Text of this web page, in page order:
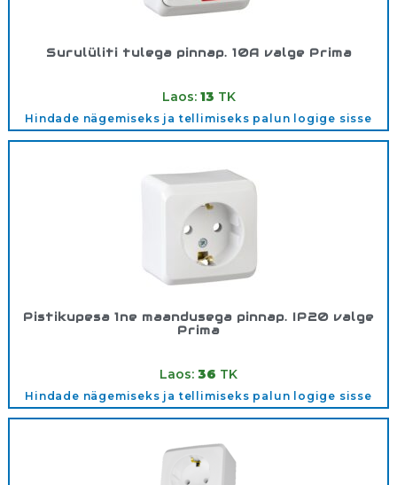
Surulüliti tulega pinnap. 10A valge Prima
Laos: 13 TK
Hindade nägemiseks ja tellimiseks palun logige sisse
Pistikupesa 1ne maandusega pinnap. IP20 valge
Prima
Laos: 36 TK
Hindade nägemiseks ja tellimiseks palun logige sisse